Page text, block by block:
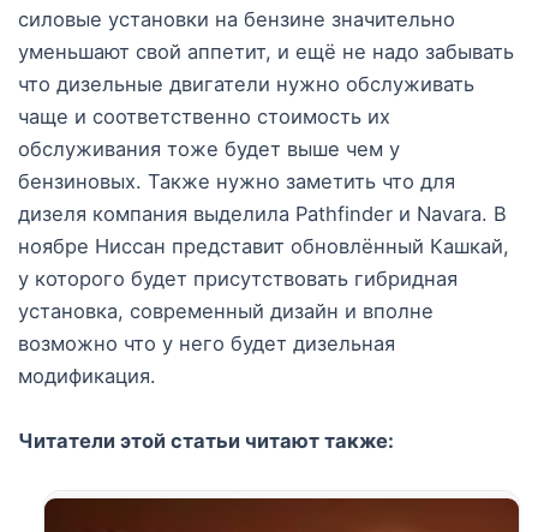
силовые установки на бензине значительно
уменьшают свой аппетит, и ещё не надо забывать
что дизельные двигатели нужно обслуживать
чаще и соответственно стоимость их
обслуживания тоже будет выше чем у
бензиновых. Также нужно заметить что для
дизеля компания выделила Pathfinder и Navara. В
ноябре Ниссан представит обновлённый Кашкай,
у которого будет присутствовать гибридная
установка, современный дизайн и вполне
возможно что у него будет дизельная
модификация.
Читатели этой статьи читают также: